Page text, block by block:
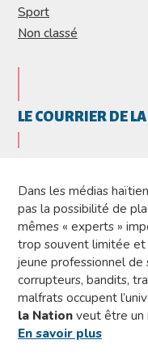
LE COURRIER DE
Dans les médias
pas la possibilité de
mêmes « experts »
trop souvent limitée et
jeune professionnel de
corrupteurs, bandits,
malfrats occupent
la Nationveut être un
En savoir plus
Sport
Non classé